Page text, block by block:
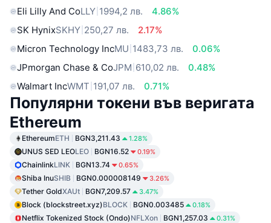
Eli Lilly And CoLLY 1994,2 лв.
4.86%
SK HynixSKHY 250,27 лв.
2.17%
Micron Technology IncMU 1483,73 лв.
0.06%
JPmorgan Chase & CoJPM 610,02 лв.
0.48%
Walmart IncWMT 191,07 лв. 0.71%
Популярни токени във веригата
Ethereum
EthereumETH BGN3,211.43 1.28%
UNUS SED LEOLEO BGN16.52 0.19%
ChainlinkLINK BGN13.74 0.65%
Shiba InuSHIB BGN0.000008149 3.26%
Tether GoldXAUt BGN7,209.57 3.47%
Block (blockstreet.xyz)BLOCK BGN0.003485 0.18%
Netflix Tokenized Stock (Ondo)NFLXon BGN1,257.03 0.31%